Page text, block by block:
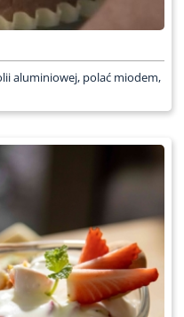
aluminiowej, polać miodem,